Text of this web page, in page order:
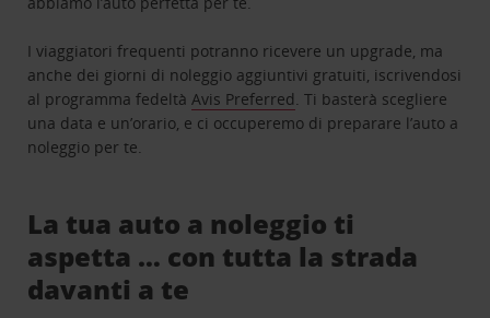
I viaggiatori frequenti potranno ricevere un upgrade, ma
anche dei giorni di noleggio aggiuntivi gratuiti, iscrivendosi
al programma fedeltàAvis Preferred. Ti basterà scegliere
una data e un’orario, e ci occuperemo di preparare l’auto a
noleggio per te.
La tua auto a noleggio ti
aspetta … con tutta la strada
davanti a te